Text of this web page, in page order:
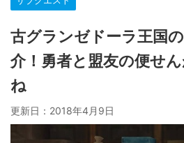
古グランゼドーラ王国
介！勇者と盟友の便せ
ね
更新日： 2018年4月9日